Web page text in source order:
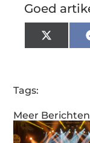
Meer Berichten
Goed
X
Tags: